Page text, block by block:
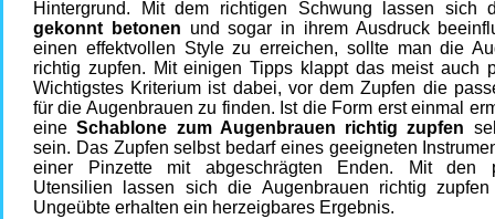
Hintergrund. Mit dem richtigen Schwung lassen sich
gekonnt betonen und sogar in ihrem Ausdruck
einen effektvollen Style zu erreichen, sollte man die
richtig zupfen. Mit einigen Tipps klappt das meist auch
Wichtigstes Kriterium ist dabei, vor dem Zupfen die
für die Augenbrauen zu finden. Ist die Form erst einmal
eine Schablone zum Augenbrauen richtig zupfen
sein. Das Zupfen selbst bedarf eines geeigneten
einer Pinzette mit abgeschrägten Enden. Mit den
Utensilien lassen sich die Augenbrauen richtig
Ungeübte erhalten ein herzeigbares Ergebnis.